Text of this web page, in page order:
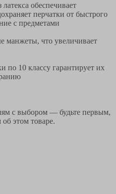
обеспечивает
перчатки от быстрого
с предметами
манжеты, что увеличивает
по 10 классу гарантирует их
с выбором — будьте первым,
этом товаре.